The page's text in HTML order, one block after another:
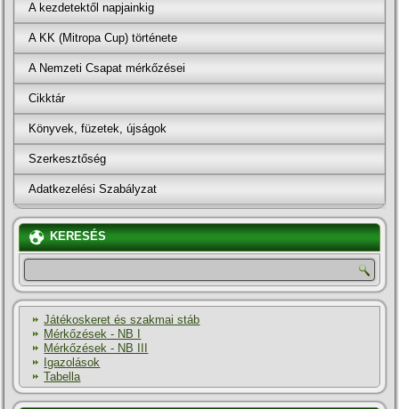
A kezdetektől napjainkig
A KK (Mitropa Cup) története
A Nemzeti Csapat mérkőzései
Cikktár
Könyvek, füzetek, újságok
Szerkesztőség
Adatkezelési Szabályzat
KERESÉS
Játékoskeret és szakmai stáb
Mérkőzések - NB I
Mérkőzések - NB III
Igazolások
Tabella